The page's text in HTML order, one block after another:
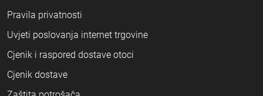
Pravila privatnosti
Uvjeti poslovanja internet trgovine
Cjenik i raspored dostave otoci
Cjenik dostave